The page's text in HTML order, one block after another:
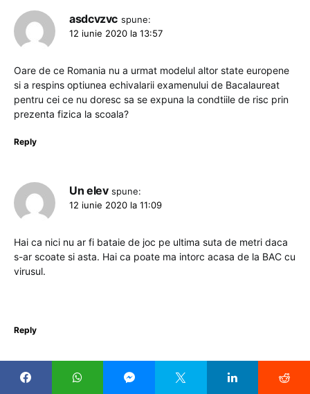
asdcvzvc spune:
12 iunie 2020 la 13:57
Oare de ce Romania nu a urmat modelul altor state europene
si a respins optiunea echivalarii examenului de Bacalaureat
pentru cei ce nu doresc sa se expuna la condtiile de risc prin
prezenta fizica la scoala?
Reply
Un elev spune:
12 iunie 2020 la 11:09
Hai ca nici nu ar fi bataie de joc pe ultima suta de metri daca
s-ar scoate si asta. Hai ca poate ma intorc acasa de la BAC cu
virusul.
Reply